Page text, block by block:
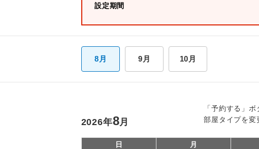
設定期間
8月 9月 10月
「予約する」
部屋タイプを変
2026年8月
日 月